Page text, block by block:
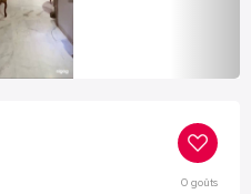
0goûts